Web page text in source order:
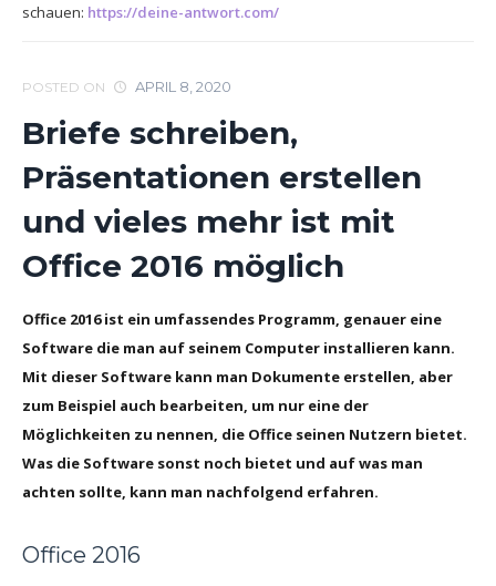
schauen: https://deine-antwort.com/
POSTED ON APRIL 8, 2020
Briefe schreiben,
Präsentationen erstellen
und vieles mehr ist mit
Office 2016 möglich
Office 2016 ist ein umfassendes Programm, genauer eine
Software die man auf seinem Computer installieren kann.
Mit dieser Software kann man Dokumente erstellen, aber
zum Beispiel auch bearbeiten, um nur eine der
Möglichkeiten zu nennen, die Office seinen Nutzern bietet.
Was die Software sonst noch bietet und auf was man
achten sollte, kann man nachfolgend erfahren.
Office 2016